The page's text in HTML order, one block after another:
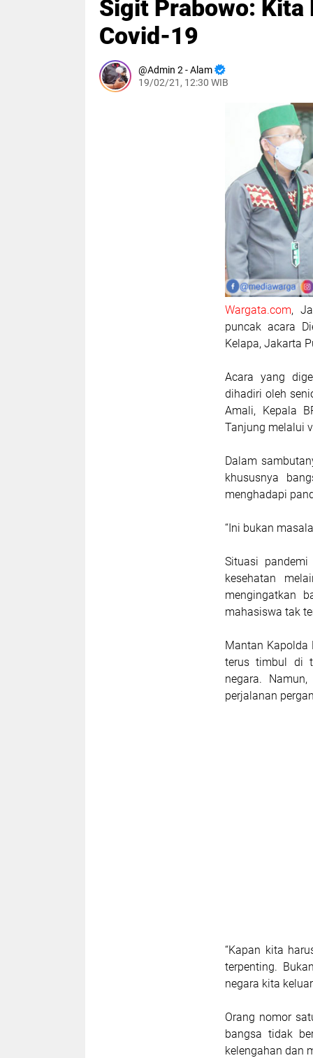
Sigit Prabowo: Kita
Covid-19
Admin 2 - Alam
19/02/21, 12:30 WIB
Wargata.com,
puncak acara
Kelapa, Jakarta
Acara yang
dihadiri oleh
Amali, Kepala
Tanjung melalui
Dalam
khususnya
menghadapi
“Ini bukan
Situasi
kesehatan
mengingatkan
mahasiswa tak
Mantan Kapolda
terus timbul di
negara.
perjalanan
“Kapan kita
terpenting.
negara kita
Orang nomor
bangsa tidak
kelengahan dan